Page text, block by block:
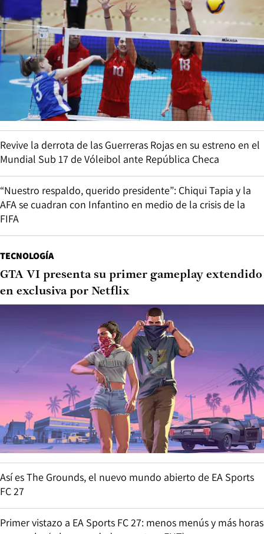
Revive la derrota de las Guerreras Rojas en su estreno en el
Mundial Sub 17 de Vóleibol ante República Checa
“Nuestro respaldo, querido presidente”: Chiqui Tapia y la
AFA se cuadran con Infantino en medio de la crisis de la
FIFA
TECNOLOGÍA
GTA VI presenta su primer gameplay extendido
en exclusiva por Netflix
Así es The Grounds, el nuevo mundo abierto de EA Sports
FC 27
Primer vistazo a EA Sports FC 27: menos menús y más horas